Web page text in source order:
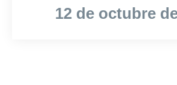
12 de octubre